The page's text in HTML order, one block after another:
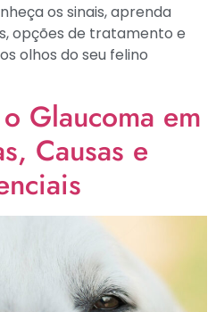
os sinais, aprenda
opções de tratamento e
olhos do seu felino
Glaucoma em
Causas e